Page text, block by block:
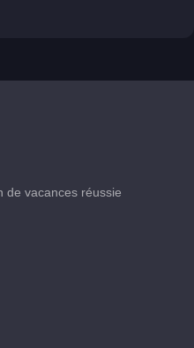
de vacances réussie